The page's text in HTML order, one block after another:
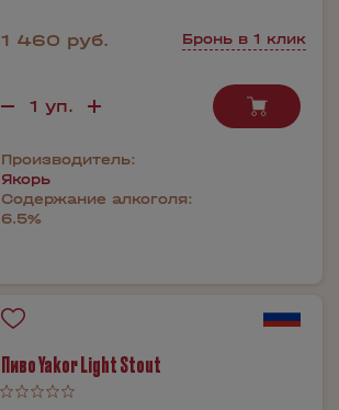
1 460 руб. Бронь в 1 клик
Производитель:
Якорь
Содержание алкоголя:
6.5%
Пиво Yakor Light Stout